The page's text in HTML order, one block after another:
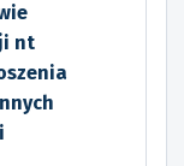
nt